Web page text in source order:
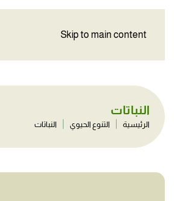
Skip to main content
النباتات
الرئيسية التنوع الحيوي النباتات